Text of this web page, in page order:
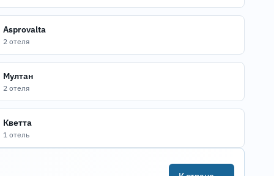
Asprovalta
2 отеля
Мултан
2 отеля
Кветта
1 отель